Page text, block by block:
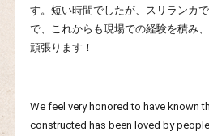
す。短い時間でしたが、スリランカ
で、これからも現場での経験を積み
頑張ります！
We feel very honored to have known
constructed has been loved by